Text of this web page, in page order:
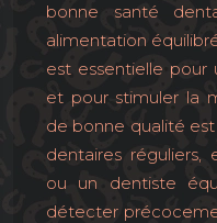
bonne santé
alimentation
est essentielle pour
et pour stimuler la
de bonne qualité
dentaires réguliers,
ou un dentiste
détecter